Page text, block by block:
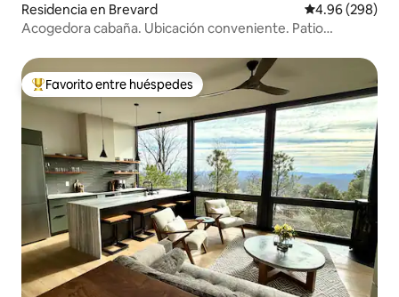
Residencia en Brevard Calificación
4.96 (298)
Acogedora cabaña. Ubicación conveniente. Patio
De los mejores en Favorito entre huéspedes
Favorito entre huéspedes